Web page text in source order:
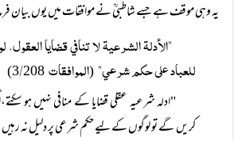
یہ وہی موقف ہے جسے شاطبیؒ نے موافقات میں یوں بیان
"الأدلۃ الشرعيۃ لا تنافي قضايا العقول،
للعباد علی حكم شرعي" (الموافقات3
/208)
"ادلہ شرعیہ عقلی قضایا کے منافی نہیں ہو
کریں گے تو لوگوں کے لیے حکم شرعی پر دلیل نہ